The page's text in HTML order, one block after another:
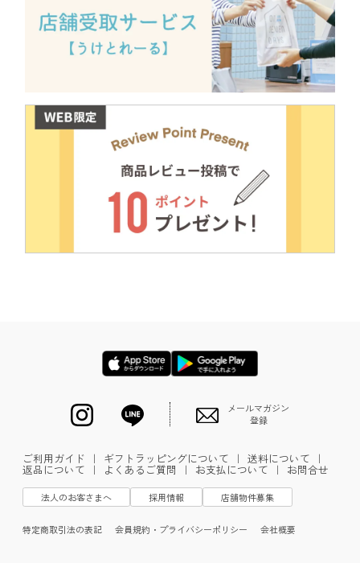
メールマガジン
登録
ご利用ガイド ｜ ギフトラッピングについて ｜ 送料について ｜
返品について ｜ よくあるご質問 ｜ お支払について ｜ お問合せ
法人のお客さまへ 採用情報 店舗物件募集
特定商取引法の表記 会員規約・プライバシーポリシー 会社概要